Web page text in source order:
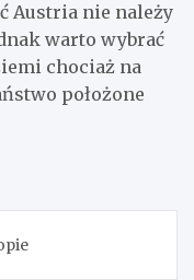
Austria nie należy
warto wybrać
chociaż na
położone